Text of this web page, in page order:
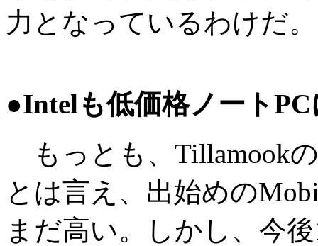
力となっているわけだ。
●Intelも低価格ノート
もっとも、Tillamook
とは言え、出始めの
まだ高い。しかし、今